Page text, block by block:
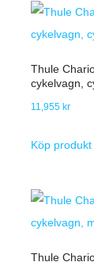
Thule
cykelvagn,
11,955kr
Köp produkt
Thule